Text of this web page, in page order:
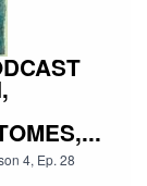
4, Ep. 28